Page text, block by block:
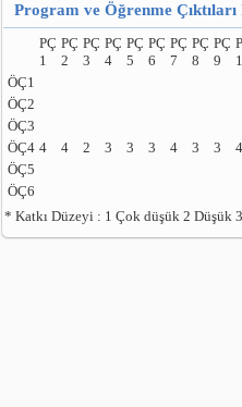
Program ve Öğrenme
PÇ
1
PÇ
2
PÇ
3
PÇ
4
PÇ
5
PÇ
6
PÇ
7
PÇ
8
PÇ
9
ÖÇ1
ÖÇ2
ÖÇ3
ÖÇ4 4 4 2 3 3 3 4 3 3 4
ÖÇ5
ÖÇ6
* Katkı Düzeyi : 1 Çok düşük 2 Düşük